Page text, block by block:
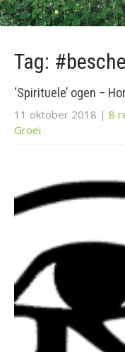
Tag:
‘Spirituele’ ogen –
11 oktober 2018 | 8
Groei